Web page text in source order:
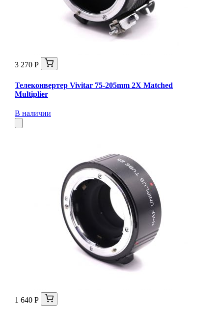
3 270 Р
Телеконвертер Vivitar 75-205mm 2X Matched
Multiplier
В наличии
1 640 Р